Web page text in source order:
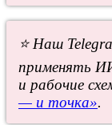
⭐ Наш
применять
и рабочие
— и точка».